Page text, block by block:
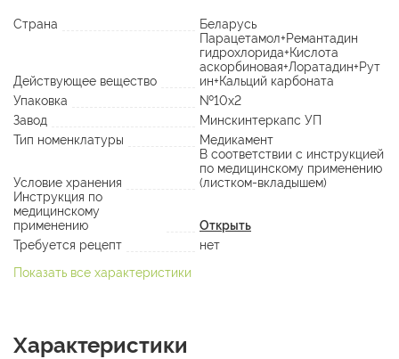
Страна Беларусь
Действующее вещество
Парацетамол+Ремантадин
гидрохлорида+Кислота
аскорбиновая+Лоратадин+Рут
ин+Кальций карбоната
Упаковка
№10х2
Завод
Минскинтеркапс УП
Тип номенклатуры
Медикамент
Условие хранения
В соответствии с инструкцией
по медицинскому применению
(листком-вкладышем)
Инструкция по
медицинскому
применению
Открыть
Требуется рецепт
нет
Показать все характеристики
Характеристики